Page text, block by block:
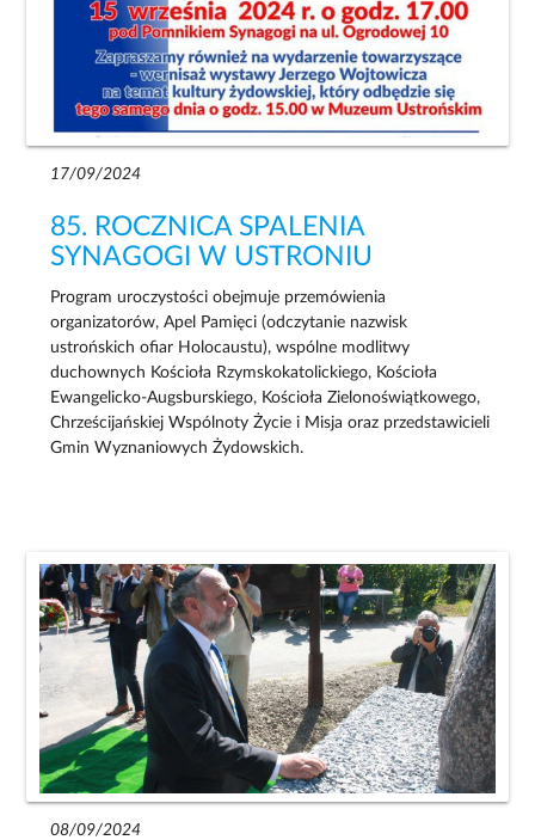
17/09/2024
85. ROCZNICA SPALENIA
SYNAGOGI W USTRONIU
Program uroczystości obejmuje przemówienia
organizatorów, Apel Pamięci (odczytanie nazwisk
ustrońskich ofiar Holocaustu), wspólne modlitwy
duchownych Kościoła Rzymskokatolickiego, Kościoła
Ewangelicko-Augsburskiego, Kościoła Zielonoświątkowego,
Chrześcijańskiej Wspólnoty Życie i Misja oraz przedstawicieli
Gmin Wyznaniowych Żydowskich.
08/09/2024